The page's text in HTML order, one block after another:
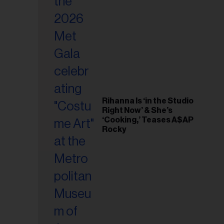
Rihanna Is ‘in the Studio
Right Now’ & She’s
‘Cooking,’ Teases A$AP
Rocky